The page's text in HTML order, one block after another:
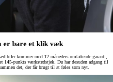
er bare et klik væk
biler kommer med 12 måneders omfattende garanti,
145-punkts værkstedstjek. Du har desuden adgang til
det, der får brugt til at føles som nyt.